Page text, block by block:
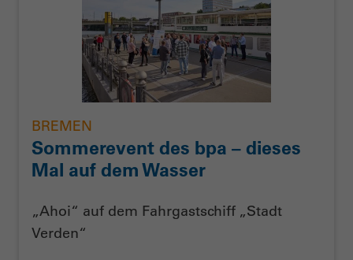
BREMEN
Sommerevent des bpa – dieses
Mal auf dem Wasser
„Ahoi“ auf dem Fahrgastschiff „Stadt
Verden“